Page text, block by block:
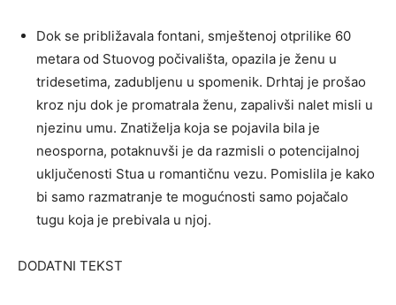
Dok se približavala fontani, smještenoj otprilike 60
metara od Stuovog počivališta, opazila je ženu u
tridesetima, zadubljenu u spomenik. Drhtaj je prošao
kroz nju dok je promatrala ženu, zapalivši nalet misli u
njezinu umu. Znatiželja koja se pojavila bila je
neosporna, potaknuvši je da razmisli o potencijalnoj
uključenosti Stua u romantičnu vezu. Pomislila je kako
bi samo razmatranje te mogućnosti samo pojačalo
tugu koja je prebivala u njoj.
DODATNI TEKST